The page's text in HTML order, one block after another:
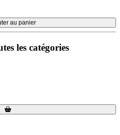
au panier
les catégories